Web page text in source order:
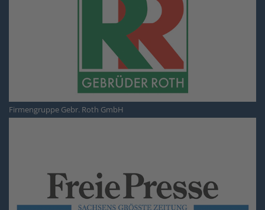
Firmengruppe Gebr. Roth GmbH